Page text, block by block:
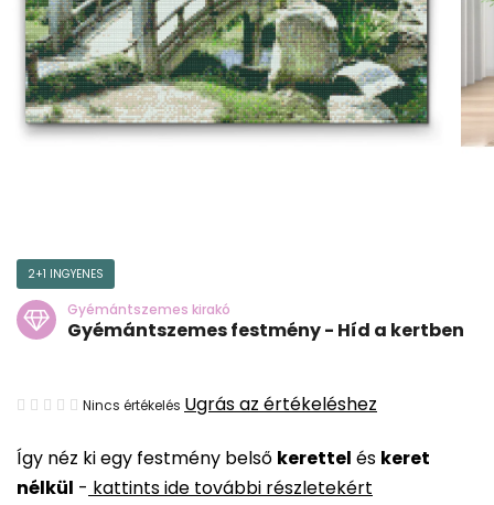
Így néz ki egy festmény belső kerettel és keret
nélkül - kattints ide további részletekért
2+1 INGYENES
Gyémántszemes kirakó
Gyémántszemes festmény - Híd a kertben
A
átlagos
értékelése
Nincs értékelés Ugrás az értékeléshez